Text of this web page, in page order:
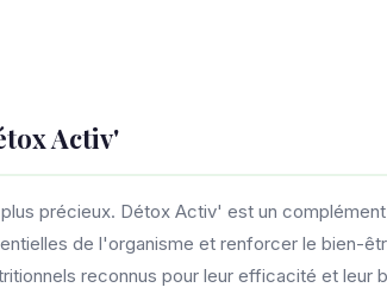
Activ'
précieux. Détox Activ' est un
de l'organisme et renforcer le bien-
reconnus pour leur efficacité et leur